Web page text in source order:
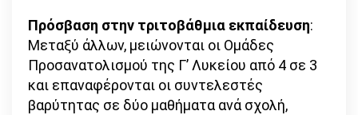
Πρόσβαση στην τριτοβάθμια εκπαίδευση:
Μεταξύ άλλων, μειώνονται οι Ομάδες
Προσανατολισμού της Γ’ Λυκείου από 4 σε 3
και επαναφέρονται οι συντελεστές
βαρύτητας σε δύο μαθήματα ανά σχολή,